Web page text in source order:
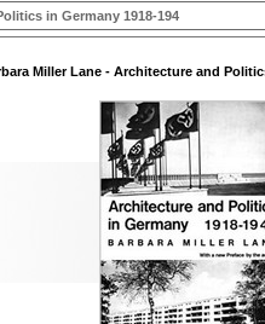
in Germany 1918-194
Miller Lane - Architecture and